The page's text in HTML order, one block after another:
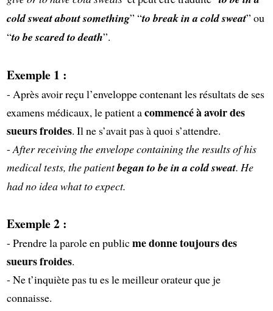
cold sweat about something” “to break in a cold sweat” ou
“to be scared to death”.
Exemple 1 :
- Après avoir reçu l’enveloppe contenant les résultats de ses
examens médicaux, le patient acommencé à avoir des
sueurs froides. Il ne s’avait pas à quoi s’attendre.
- After receiving the envelope containing the results of his
medical tests, the patientbegan to be in a cold sweat. He
had no idea what to expect.
Exemple 2 :
- Prendre la parole en publicme donne toujours des
sueurs froides.
- Ne t’inquiète pas tu es le meilleur orateur que je
connaisse.